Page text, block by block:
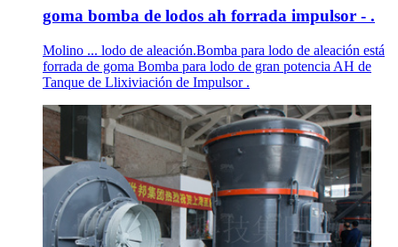
goma bomba de lodos ah forrada impulsor - .
Molino ... lodo de aleación.Bomba para lodo de aleación está
forrada de goma Bomba para lodo de gran potencia AH de
Tanque de Llixiviación de Impulsor .